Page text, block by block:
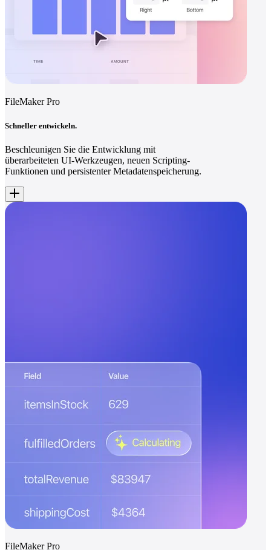
FileMaker Pro
Schneller entwickeln.
Beschleunigen Sie die Entwicklung mit
überarbeiteten UI-Werkzeugen, neuen Scripting-
Funktionen und persistenter Metadatenspeicherung.
FileMaker Pro